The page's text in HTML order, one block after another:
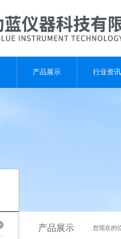
产品展示 行业资讯
产品展示 您现在的